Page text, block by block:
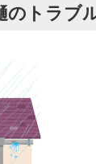
のトラブ